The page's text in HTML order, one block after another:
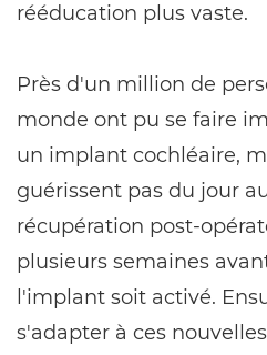
rééducation plus vaste.
Près d'un million de
monde ont pu se faire
un implant cochléaire,
guérissent pas du jour
récupération post-
plusieurs semaines
l'implant soit activé.
s'adapter à ces